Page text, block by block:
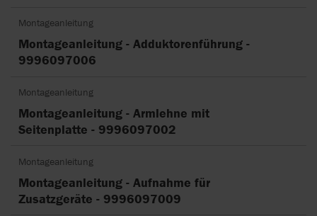
Montageanleitung
Montageanleitung - Adduktorenführung -
9996097006
Montageanleitung
Montageanleitung - Armlehne mit
Seitenplatte - 9996097002
Montageanleitung
Montageanleitung - Aufnahme für
Zusatzgeräte - 9996097009